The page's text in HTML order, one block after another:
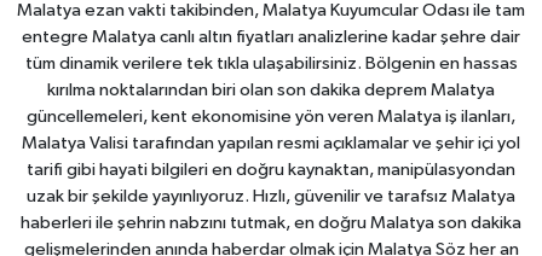
Malatya ezan vakti takibinden, Malatya Kuyumcular Odası ile tam
entegre Malatya canlı altın fiyatları analizlerine kadar şehre dair
tüm dinamik verilere tek tıkla ulaşabilirsiniz. Bölgenin en hassas
kırılma noktalarından biri olan son dakika deprem Malatya
güncellemeleri, kent ekonomisine yön veren Malatya iş ilanları,
Malatya Valisi tarafından yapılan resmi açıklamalar ve şehir içi yol
tarifi gibi hayati bilgileri en doğru kaynaktan, manipülasyondan
uzak bir şekilde yayınlıyoruz. Hızlı, güvenilir ve tarafsız Malatya
haberleri ile şehrin nabzını tutmak, en doğru Malatya son dakika
gelişmelerinden anında haberdar olmak için Malatya Söz her an